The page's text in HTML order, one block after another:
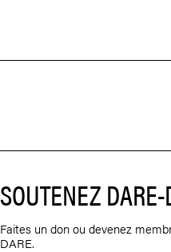
SOUTENEZ
Faites un don ou devenez
DARE.